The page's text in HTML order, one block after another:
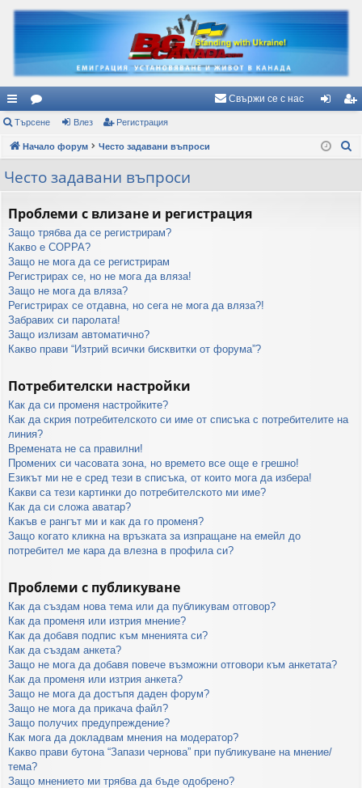
ъ
рз
и
ъз
ки
ор
ум
Свържи се с нас
з ис
Търсене Влез Регистрация
Начало форум Често задавани въпроси
Често задавани въпроси
Проблеми с влизане и регистрация
Защо трябва да се регистрирам?
Какво е COPPA?
Защо не мога да се регистрирам
Регистрирах се, но не мога да вляза!
Защо не мога да вляза?
Регистрирах се отдавна, но сега не мога да вляза?!
Забравих си паролата!
Защо излизам автоматично?
Какво прави “Изтрий всички бисквитки от форума”?
Потребителски настройки
Как да си променя настройките?
Как да скрия потребителското си име от списъка с потребителите на
линия?
Времената не са правилни!
Промених си часовата зона, но времето все още е грешно!
Езикът ми не е сред тези в списъка, от които мога да избера!
Какви са тези картинки до потребителското ми име?
Как да си сложа аватар?
Какъв е рангът ми и как да го променя?
Защо когато кликна на връзката за изпращане на емейл до
потребител ме кара да влезна в профила си?
Проблеми с публикуване
Как да създам нова тема или да публикувам отговор?
Как да променя или изтрия мнение?
Как да добавя подпис към мненията си?
Как да създам анкета?
Защо не мога да добавя повече възможни отговори към анкетата?
Как да променя или изтрия анкета?
Защо не мога да достъпя даден форум?
Защо не мога да прикача файл?
Защо получих предупреждение?
Как мога да докладвам мнения на модератор?
Какво прави бутона “Запази чернова” при публикуване на мнение/
тема?
Защо мнението ми трябва да бъде одобрено?